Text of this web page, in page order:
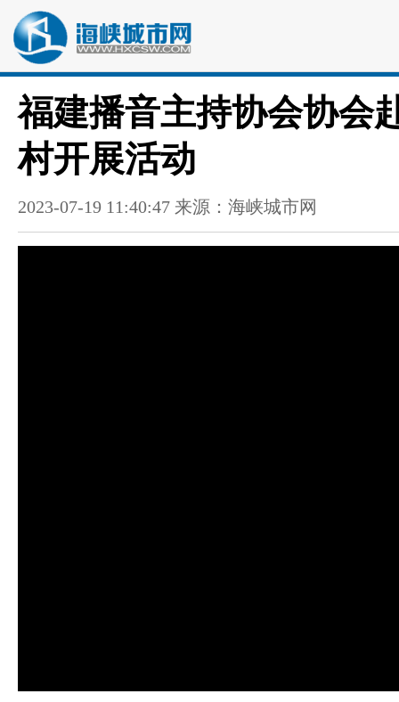
福建播音主持协会协会
村开展活动
2023-07-19 11:40:47 来源：海峡城市网